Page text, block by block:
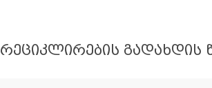
ᲠᲔᲪᲘᲙᲚᲘᲠᲔᲑᲘᲡ ᲒᲐᲓᲐᲮᲓᲘᲡ